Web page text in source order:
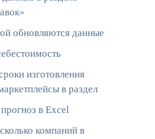
обновляются данные
изготовления
в раздел
в Excel
компаний в